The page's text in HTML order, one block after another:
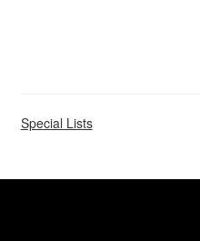
Special Lists